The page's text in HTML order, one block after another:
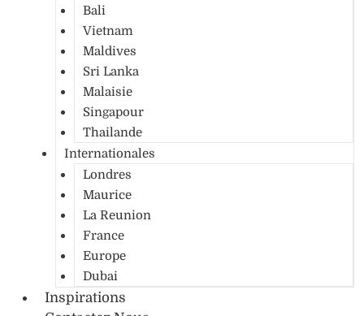
Bali
Vietnam
Maldives
Sri Lanka
Malaisie
Singapour
Thailande
Internationales
Londres
Maurice
La Reunion
France
Europe
Dubai
Inspirations